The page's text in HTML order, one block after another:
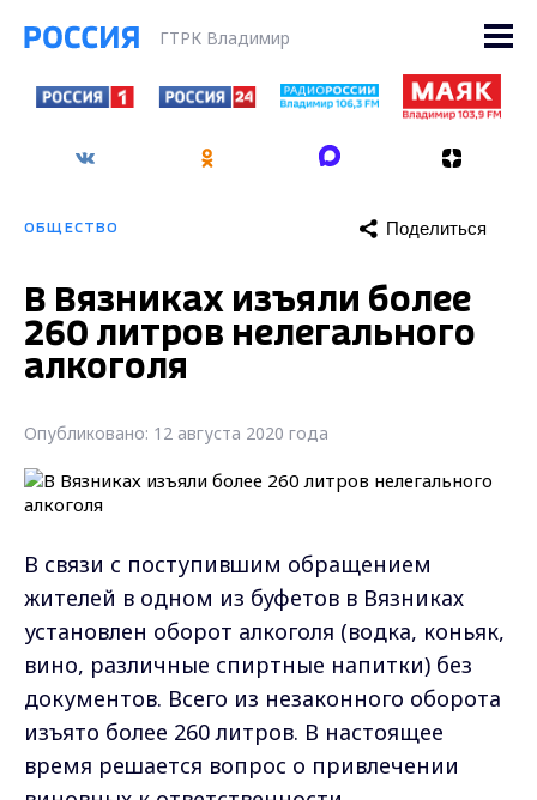
ГТРК Владимир
ОБЩЕСТВО Поделиться
В Вязниках изъяли более
260 литров нелегального
алкоголя
Опубликовано: 12 августа 2020 года
В связи с поступившим обращением
жителей в одном из буфетов в Вязниках
установлен оборот алкоголя (водка, коньяк,
вино, различные спиртные напитки) без
документов. Всего из незаконного оборота
изъято более 260 литров. В настоящее
время решается вопрос о привлечении